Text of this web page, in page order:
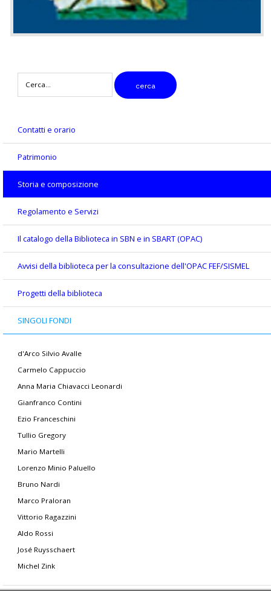
cercare
cerca
Contatti e orario
Patrimonio
Storia e composizione
Regolamento e Servizi
Il catalogo della Biblioteca in SBN e in SBART (OPAC)
Avvisi della biblioteca per la consultazione dell'OPAC FEF/SISMEL
Progetti della biblioteca
SINGOLI FONDI
d'Arco Silvio Avalle
Carmelo Cappuccio
Anna Maria Chiavacci Leonardi
Gianfranco Contini
Ezio Franceschini
Tullio Gregory
Mario Martelli
Lorenzo Minio Paluello
Bruno Nardi
Marco Praloran
Vittorio Ragazzini
Aldo Rossi
José Ruysschaert
Michel Zink